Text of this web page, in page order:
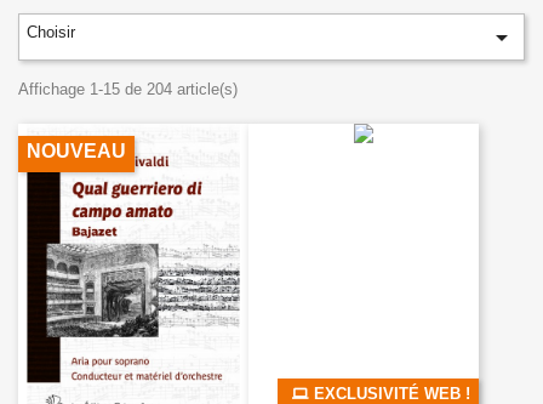
Choisir 
Affichage 1-15 de 204 article(s)
NOUVEAU
EXCLUSIVITÉ WEB !